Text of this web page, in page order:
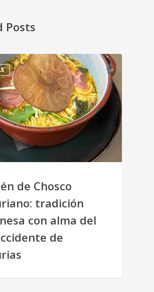
Posts
de Chosco
tradición
con alma del
de